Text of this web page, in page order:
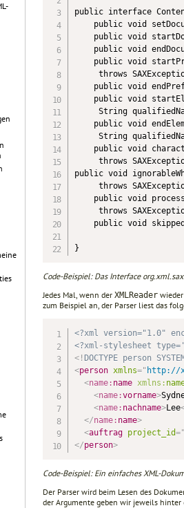
public interface
public void
public void
public void
public void
throws
public void
public void
String
public void
String
public void
throws
public void
throws
public void
throws
public void
}
Code-Beispiel: Das Interface
Jedes Mal, wenn der XMLReader
zum Beispiel an, der Parser liest das
<?xml version="1.0"
<?xml-stylesheet
<! DOCTYPE person
<person xmlns=" http://
<name: name xmlns:
<name:vorname>
<name: nachname>Lee
</name: name>
<auftrag project_id=
</person>
Code-Beispiel: Ein einfaches XML-
Der Parser wird beim Lesen des
der Argumente geben wir jeweils